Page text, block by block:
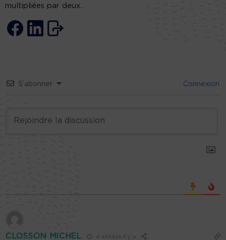
multipliées par deux.
S’abonner Connexion
CLOSSON MICHEL 4 années il y a